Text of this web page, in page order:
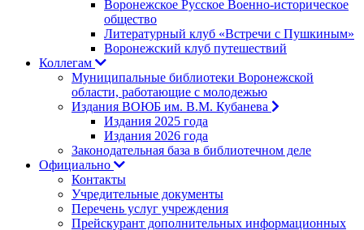
Воронежское Русское Военно-историческое
общество
Литературный клуб «Встречи с Пушкиным»
Воронежский клуб путешествий
Коллегам
Муниципальные библиотеки Воронежской
области, работающие с молодежью
Издания ВОЮБ им. В.М. Кубанева
Издания 2025 года
Издания 2026 года
Законодательная база в библиотечном деле
Официально
Контакты
Учредительные документы
Перечень услуг учреждения
Прейскурант дополнительных информационных